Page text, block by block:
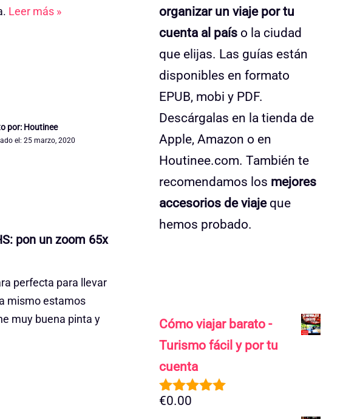
Leer más »
por: Houtinee
el: 25 marzo, 2020
pon un zoom 65x
perfecta para llevar
mismo estamos
muy buena pinta y
organizar un viaje por tu
cuenta al país o la ciudad
que elijas. Las guías están
disponibles en formato
EPUB, mobi y PDF.
Descárgalas en la tienda de
Apple, Amazon o en
Houtinee.com. También te
recomendamos los mejores
accesorios de viajeque
hemos probado.
Cómo viajar barato -
Turismo fácil y por tu
cuenta
5.00de 5
€0.00